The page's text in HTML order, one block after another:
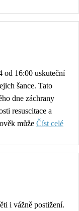
od 16:00 uskuteční
šance. Tato
dne záchrany
resuscitace a
může Číst celé
i vážně postižení.